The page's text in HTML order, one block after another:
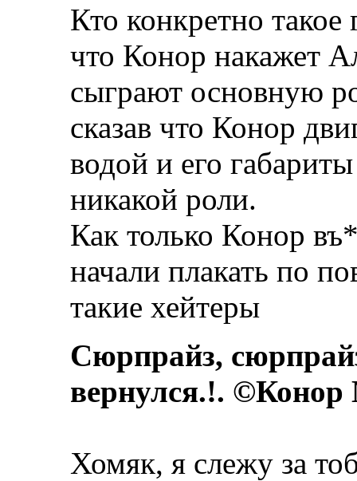
Кто конкретно такое
что Конор накажет
сыграют основную
сказав что Конор
водой и его
никакой роли.
Как только Конор
начали плакать по
такие хейтеры
Сюрпрайз,
вернулся.!.
Хомяк, я слежу за